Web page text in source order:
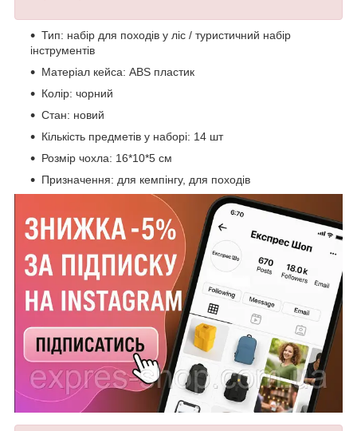
Тип: набір для походів у ліс / туристичний набір
інструментів
Матеріал кейса: ABS пластик
Колір: чорний
Стан: новий
Кількість предметів у наборі: 14 шт
Розмір чохла: 16*10*5 см
Призначення: для кемпінгу, для походів